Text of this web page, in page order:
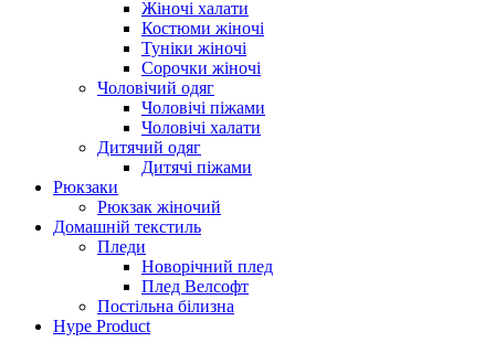
Жіночі халати
Костюми жіночі
Туніки жіночі
Сорочки жіночі
Чоловічий одяг
Чоловічі піжами
Чоловічі халати
Дитячий одяг
Дитячі піжами
Рюкзаки
Рюкзак жіночий
Домашній текстиль
Пледи
Новорічний плед
Плед Велсофт
Постільна білизна
Hype Product